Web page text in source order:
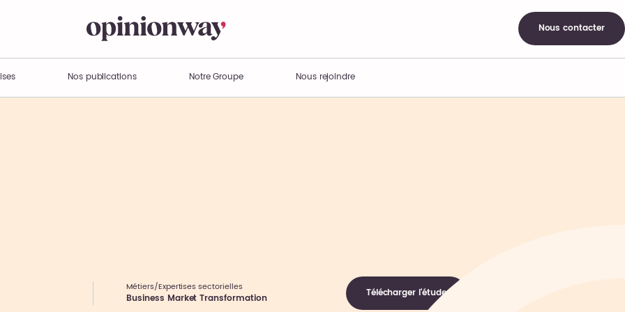
Nous contacter
Nos publications Notre Groupe Nous rejoindre
Métiers/Expertises sectorielles
Business Market Transformation Télécharger l'étude